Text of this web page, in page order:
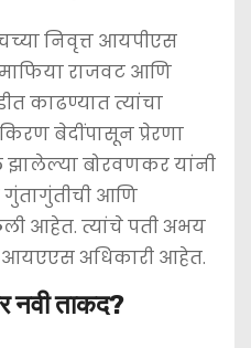
निवृत्त आयपीएस
राजवट आणि
काढण्यात त्यांचा
बेदींपासून प्रेरणा
बोरवणकर यांनी
आणि
आहेत. त्यांचे पती अभय
अधिकारी आहेत.
नवी ताकद?